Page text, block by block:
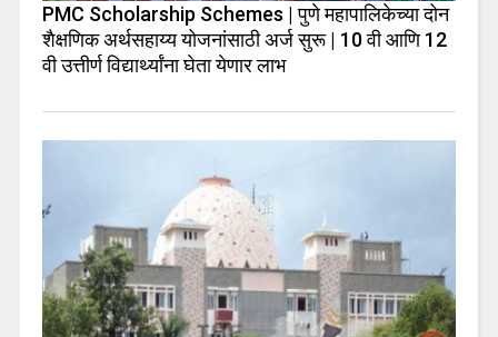
PMC Scholarship Schemes | पुणे महापालिकेच्या दोन
शैक्षणिक अर्थसहाय्य योजनांसाठी अर्ज सुरू | 10 वी आणि 12
वी उत्तीर्ण विद्यार्थ्यांना घेता येणार लाभ